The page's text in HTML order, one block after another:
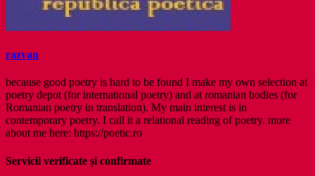
razvan
because good poetry is hard to be found I make my own selection at
poetry depot (for international poetry) and at romanian bodies (for
Romanian poetry in translation). My main interest is in
contemporary poetry. I call it a relational reading of poetry. more
about me here: https://poetic.ro
Servicii verificate și confirmate